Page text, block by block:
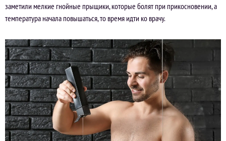
заметили мелкие гнойные прыщики, которые болят при прикосновении, а
температура начала повышаться, то время идти ко врачу.